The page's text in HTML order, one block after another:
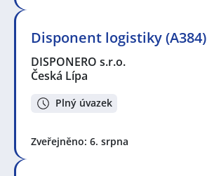
Disponent logistiky (A384)
DISPONERO s.r.o.
Česká Lípa
Plný úvazek
Zveřejněno: 6. srpna